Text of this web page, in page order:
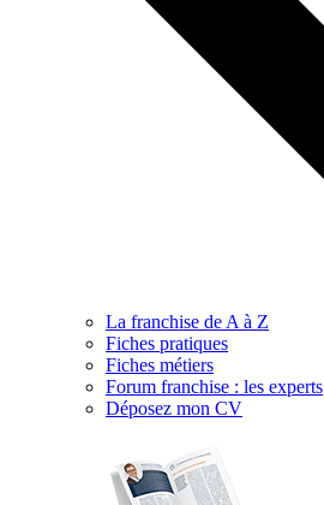
La franchise de A à Z
Fiches pratiques
Fiches métiers
Forum franchise : les experts
Déposez mon CV